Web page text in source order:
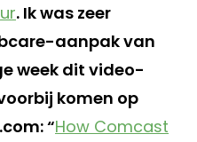
. Ik was zeer
aanpak van
week dit video-
komen op
“How Comcast